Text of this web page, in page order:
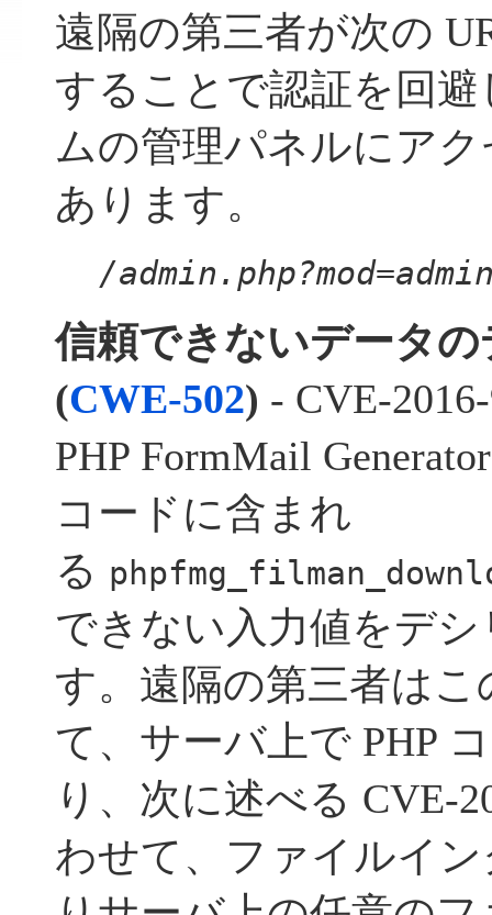
遠隔の第三者が次の
することで認証を回
ムの管理パネルにア
あります。
/
信頼できないデータ
(CWE-502) - CVE-
PHP FormMail
コードに含まれ
る
できない入力値をデ
す。遠隔の第三者は
て、サーバ上で PHP
り、次に述べる CVE-
わせて、ファイルイ